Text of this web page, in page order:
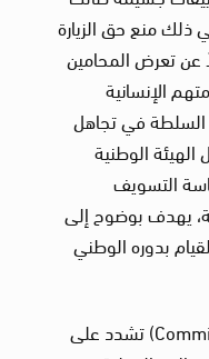
ذلك منع حق الزيارة
عن تعرض المحامين
الإنسانية
السلطة في تجاهل
الوطنية
التسويف
يهدف بوضوح إلى
بدوره الوطني
إن لجنة العدالة (Committee for Justice) تشدد على